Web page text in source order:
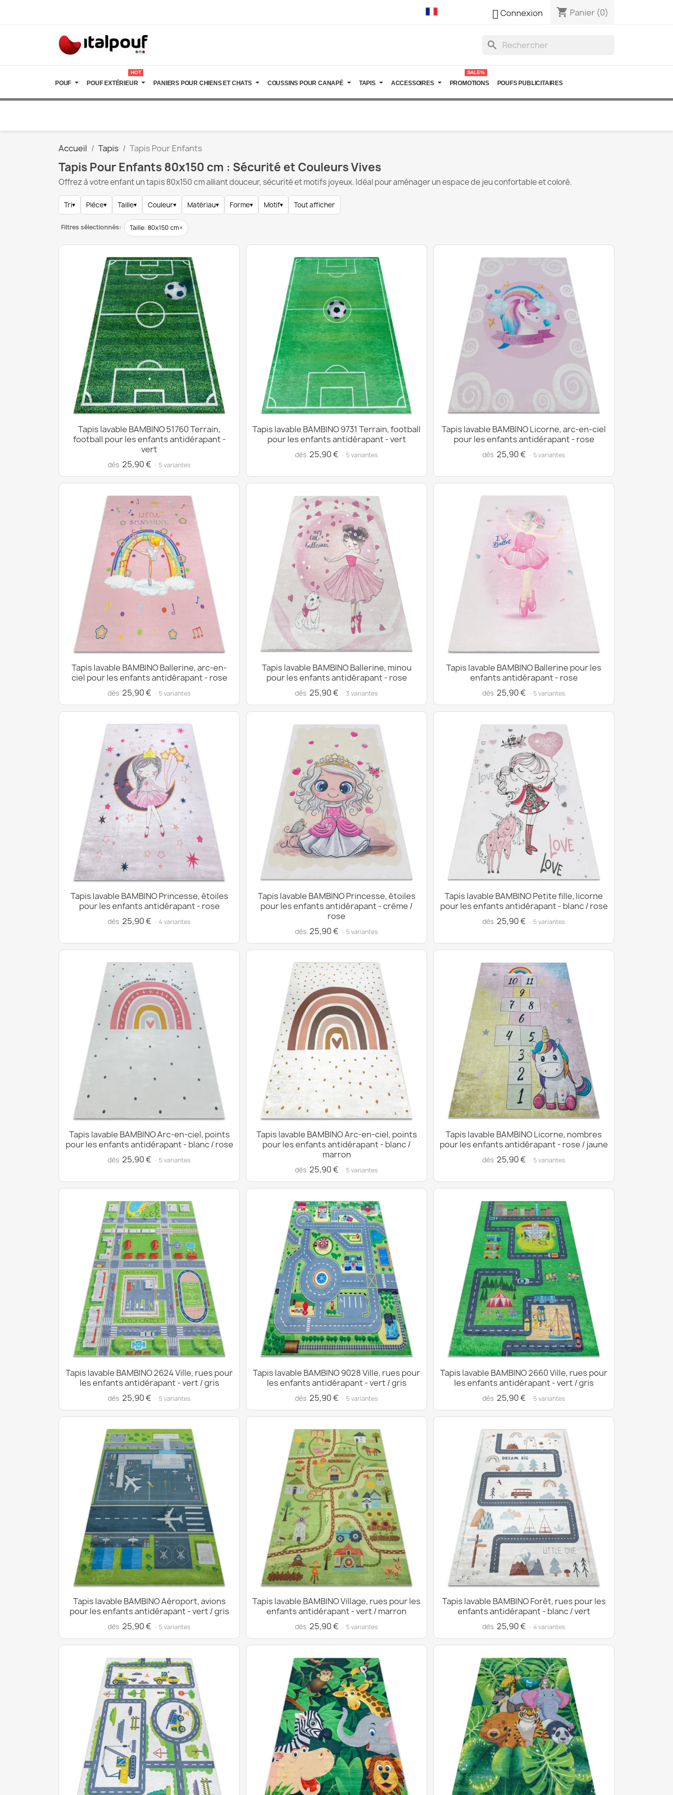
Connexion shopping_cart Panier (0)
search
POUF POUF EXTÉRIEUR
HOT
PANIERS POUR CHIENS ET CHATS COUSSINS POUR CANAPÉ TAPIS ACCESSOIRES PROMOTIONS
SALE%
POUFS PUBLICITAIRES
Accueil Tapis Tapis Pour Enfants
Tapis Pour Enfants 80x150 cm : Sécurité et Couleurs Vives
Offrez à votre enfant un tapis 80x150 cm alliant douceur, sécurité et motifs joyeux. Idéal pour aménager un espace de jeu confortable et coloré.
Tri▾ Pièce▾ Taille▾ Couleur▾ Matériau▾ Forme▾ Motif▾ Tout afficher
Filtres sélectionnés: Taille: 80x150 cm×
Tapis lavable BAMBINO 51760 Terrain,
football pour les enfants antidérapant -
vert
dès 25,90 € · 5 variantes
Tapis lavable BAMBINO 9731 Terrain, football
pour les enfants antidérapant - vert
dès 25,90 € · 5 variantes
Tapis lavable BAMBINO Licorne, arc-en-ciel
pour les enfants antidérapant - rose
dès 25,90 € · 5 variantes
Tapis lavable BAMBINO Ballerine, arc-en-
ciel pour les enfants antidérapant - rose
dès 25,90 € · 5 variantes
Tapis lavable BAMBINO Ballerine, minou
pour les enfants antidérapant - rose
dès 25,90 € · 3 variantes
Tapis lavable BAMBINO Ballerine pour les
enfants antidérapant - rose
dès 25,90 € · 5 variantes
Tapis lavable BAMBINO Princesse, étoiles
pour les enfants antidérapant - rose
dès 25,90 € · 4 variantes
Tapis lavable BAMBINO Princesse, étoiles
pour les enfants antidérapant - crème /
rose
dès 25,90 € · 5 variantes
Tapis lavable BAMBINO Petite fille, licorne
pour les enfants antidérapant - blanc / rose
dès 25,90 € · 5 variantes
Tapis lavable BAMBINO Arc-en-ciel, points
pour les enfants antidérapant - blanc / rose
dès 25,90 € · 5 variantes
Tapis lavable BAMBINO Arc-en-ciel, points
pour les enfants antidérapant - blanc /
marron
dès 25,90 € · 5 variantes
Tapis lavable BAMBINO Licorne, nombres
pour les enfants antidérapant - rose / jaune
dès 25,90 € · 5 variantes
Tapis lavable BAMBINO 2624 Ville, rues pour
les enfants antidérapant - vert / gris
dès 25,90 € · 5 variantes
Tapis lavable BAMBINO 9028 Ville, rues pour
les enfants antidérapant - vert / gris
dès 25,90 € · 5 variantes
Tapis lavable BAMBINO 2660 Ville, rues pour
les enfants antidérapant - vert / gris
dès 25,90 € · 5 variantes
Tapis lavable BAMBINO Aéroport, avions
pour les enfants antidérapant - vert / gris
dès 25,90 € · 5 variantes
Tapis lavable BAMBINO Village, rues pour les
enfants antidérapant - vert / marron
dès 25,90 € · 5 variantes
Tapis lavable BAMBINO Forêt, rues pour les
enfants antidérapant - blanc / vert
dès 25,90 € · 4 variantes